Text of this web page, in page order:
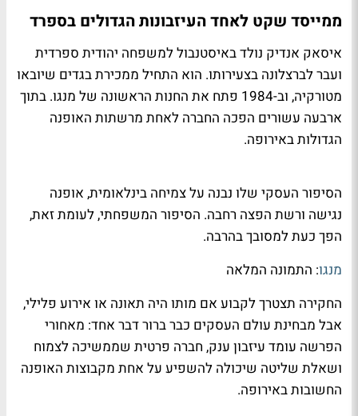
ממייסד שקט לאחד העיזבונות הגדולים בספרד
איסאק אנדיק נולד באיסטנבול למשפחה יהודית ספרדית
ועבר לברצלונה בצעירותו. הוא התחיל ממכירת בגדים שיובאו
מטורקיה, וב-1984 פתח את החנות הראשונה של מנגו. בתוך
ארבעה עשורים הפכה החברה לאחת מרשתות האופנה
הגדולות באירופה.
הסיפור העסקי שלו נבנה על צמיחה בינלאומית, אופנה
נגישה ורשת הפצה רחבה. הסיפור המשפחתי, לעומת זאת,
הפך כעת למסובך בהרבה.
מנגו: התמונה המלאה
החקירה תצטרך לקבוע אם מותו היה תאונה או אירוע פלילי,
אבל מבחינת עולם העסקים כבר ברור דבר אחד: מאחורי
הפרשה עומד עיזבון ענק, חברה פרטית שממשיכה לצמוח
ושאלת שליטה שיכולה להשפיע על אחת מקבוצות האופנה
החשובות באירופה.